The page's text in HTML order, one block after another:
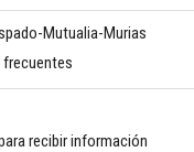
Mutualia-Murias
recibir información